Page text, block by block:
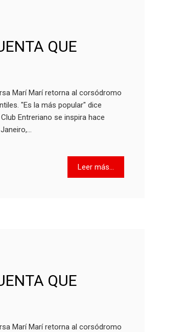
QUE
Marí Marí retorna al corsódromo
"Es la más popular" dice
Entreriano se inspira hace
Leer más...
QUE
Marí Marí retorna al corsódromo